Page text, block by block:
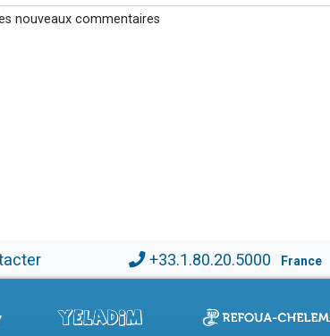
nouveaux commentaires
+33.1.80.20.5000 France